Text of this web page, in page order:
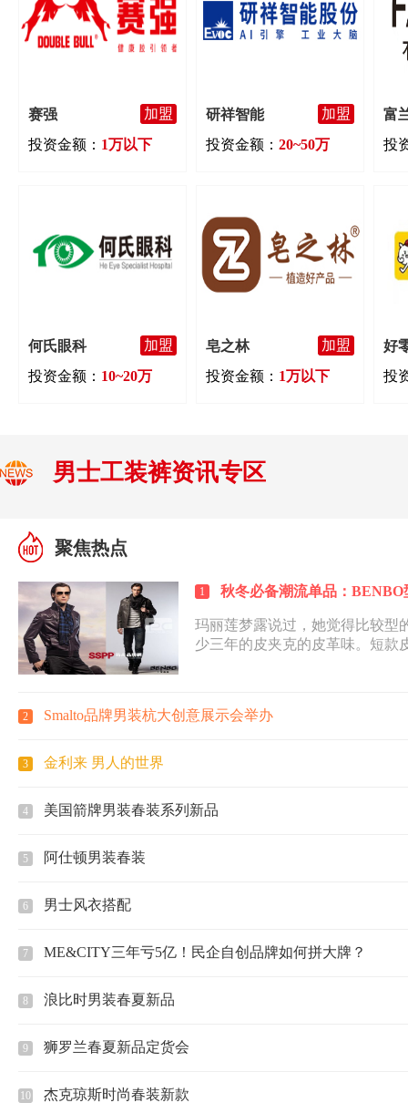
赛强
加盟
投资金额： 1万以下
研祥智能
加盟
投资金额： 20~50万
富
投
何氏眼科
加盟
投资金额： 10~20万
皂之林
加盟
投资金额： 1万以下
好
投
男士工装裤资讯专区
聚焦热点
1 秋冬必备潮流单品：BENBO
玛丽莲梦露说过，她觉得比较型
少三年的皮夹克的皮革味。短款
2 Smalto品牌男装杭大创意展示会举办
3 金利来 男人的世界
4 美国箭牌男装春装系列新品
5 阿仕顿男装春装
6 男士风衣搭配
7 ME&CITY三年亏5亿！民企自创品牌如何拼大牌？
8 浪比时男装春夏新品
9 狮罗兰春夏新品定货会
10 杰克琼斯时尚春装新款